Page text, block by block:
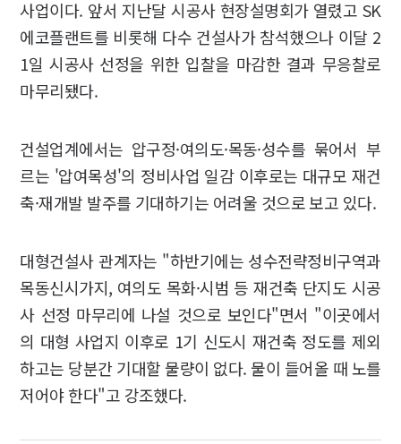
사업이다. 앞서 지난달 시공사 현장설명회가 열렸고 SK
에코플랜트를 비롯해 다수 건설사가 참석했으나 이달 2
1일 시공사 선정을 위한 입찰을 마감한 결과 무응찰로
마무리됐다.
건설업계에서는 압구정·여의도·목동·성수를 묶어서 부
르는 '압여목성'의 정비사업 일감 이후로는 대규모 재건
축·재개발 발주를 기대하기는 어려울 것으로 보고 있다.
대형건설사 관계자는 "하반기에는 성수전략정비구역과
목동신시가지, 여의도 목화·시범 등 재건축 단지도 시공
사 선정 마무리에 나설 것으로 보인다"면서 "이곳에서
의 대형 사업지 이후로 1기 신도시 재건축 정도를 제외
하고는 당분간 기대할 물량이 없다. 물이 들어올 때 노를
저어야 한다"고 강조했다.